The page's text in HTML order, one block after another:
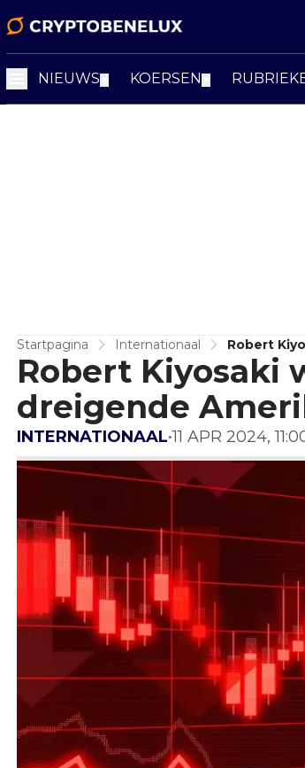
NIEUWS KOERSEN
Startpagina Internationaal Robert
Robert Kiyosaki
dreigende
INTERNATIONAAL•11 APR 2024,